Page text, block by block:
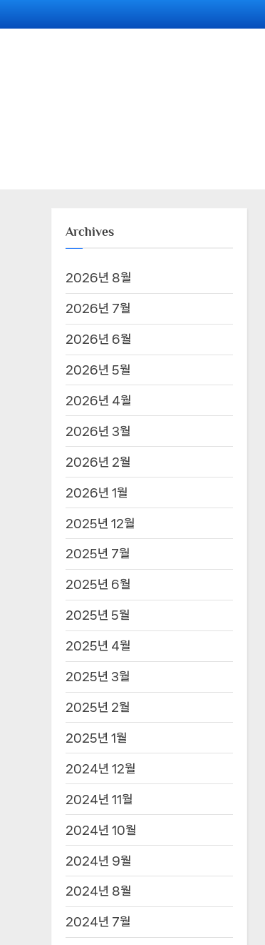
to
Archives
2026년 8월
2026년 7월
2026년 6월
2026년 5월
2026년 4월
2026년 3월
2026년 2월
2026년 1월
2025년 12월
2025년 7월
2025년 6월
2025년 5월
2025년 4월
2025년 3월
2025년 2월
2025년 1월
2024년 12월
2024년 11월
2024년 10월
2024년 9월
2024년 8월
2024년 7월